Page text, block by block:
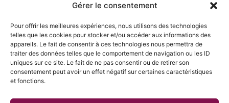
Gérer le consentement
Pour offrir les meilleures expériences, nous utilisons des technologies
telles que les cookies pour stocker et/ou accéder aux informations des
appareils. Le fait de consentir à ces technologies nous permettra de
traiter des données telles que le comportement de navigation ou les ID
uniques sur ce site. Le fait de ne pas consentir ou de retirer son
consentement peut avoir un effet négatif sur certaines caractéristiques
et fonctions.
NOS CLIENTS
Associations
Collectivités / Etat